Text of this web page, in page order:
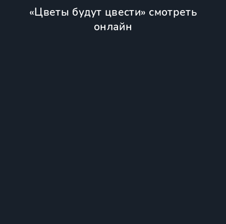
«Цветы будут цвести» смотреть
онлайн